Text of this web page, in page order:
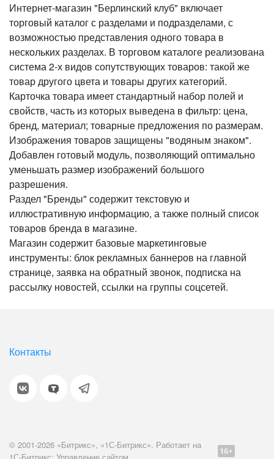
Интернет-магазин "Берлинский клуб" включает
торговый каталог с разделами и подразделами, с
возможностью представления одного товара в
нескольких разделах. В торговом каталоге реализована
система 2-х видов сопутствующих товаров: такой же
товар другого цвета и товары других категорий.
Карточка товара имеет стандартный набор полей и
свойств, часть из которых выведена в фильтр: цена,
бренд, материал; товарные предложения по размерам.
Изображения товаров защищены "водяным знаком".
Добавлен готовый модуль, позволяющий оптимально
уменьшать размер изображений большого
разрешения.
Раздел "Бренды" содержит текстовую и
иллюстративную информацию, а также полный список
товаров бренда в магазине.
Магазин содержит базовые маркетинговые
инструменты: блок рекламных баннеров на главной
странице, заявка на обратный звонок, подписка на
рассылку новостей, ссылки на группы соцсетей.
Контакты
© 2001-2026 «Битрикс», «1С-Битрикс». Работает на